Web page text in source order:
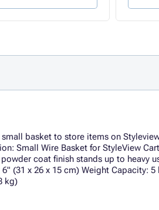
small basket to store items on
Small Wire Basket for StyleView
coat finish stands up to heavy
(31 x 26 x 15 cm) Weight Capacity:
kg)